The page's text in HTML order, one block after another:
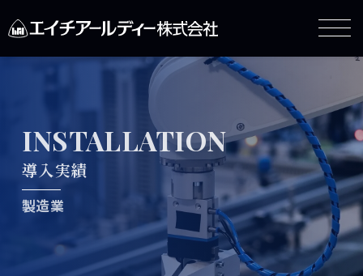
INSTALLATION
導入実績
製造業